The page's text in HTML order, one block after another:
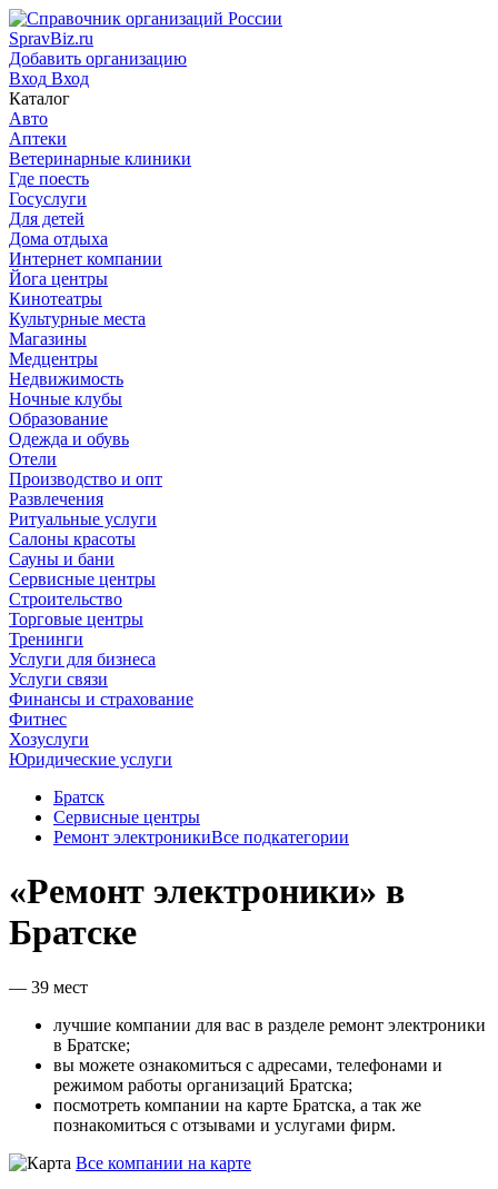
SpravBiz.ru
Добавить организацию
Вход Вход
Каталог
Авто
Аптеки
Ветеринарные клиники
Где поесть
Госуслуги
Для детей
Дома отдыха
Интернет компании
Йога центры
Кинотеатры
Культурные места
Магазины
Медцентры
Недвижимость
Ночные клубы
Образование
Одежда и обувь
Отели
Производство и опт
Развлечения
Ритуальные услуги
Салоны красоты
Сауны и бани
Сервисные центры
Строительство
Торговые центры
Тренинги
Услуги для бизнеса
Услуги связи
Финансы и страхование
Фитнес
Хозуслуги
Юридические услуги
Братск
Сервисные центры
Ремонт электроникиВсе подкатегории
«Ремонт электроники» в
Братске
— 39 мест
лучшие компании для вас в разделе ремонт электроники
в Братске;
вы можете ознакомиться с адресами, телефонами и
режимом работы организаций Братска;
посмотреть компании на карте Братска, а так же
познакомиться с отзывами и услугами фирм.
Все компании на карте